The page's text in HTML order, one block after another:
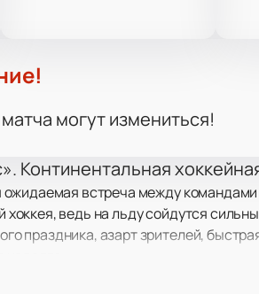
могут измениться!
Континентальная
ожидаемая встреча между
ведь на льду сойдутся
праздника, азарт зрителей,